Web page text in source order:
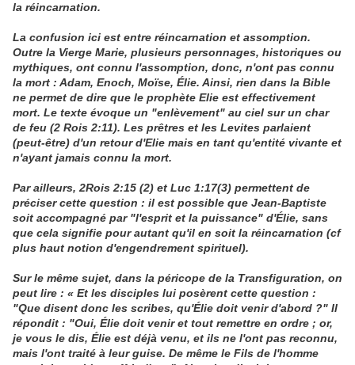
la réincarnation.
La confusion ici est entre réincarnation et assomption.
Outre la Vierge Marie, plusieurs personnages, historiques ou
mythiques, ont connu l'assomption, donc, n'ont pas connu
la mort : Adam, Enoch, Moïse, Élie. Ainsi, rien dans la Bible
ne permet de dire que le prophète Elie est effectivement
mort. Le texte évoque un "enlèvement" au ciel sur un char
de feu (2 Rois 2:11). Les prêtres et les Levites parlaient
(peut-être) d'un retour d'Elie mais en tant qu'entité vivante et
n'ayant jamais connu la mort.
Par ailleurs, 2Rois 2:15 (2) et Luc 1:17(3) permettent de
préciser cette question : il est possible que Jean-Baptiste
soit accompagné par "l'esprit et la puissance" d'Élie, sans
que cela signifie pour autant qu'il en soit la réincarnation (cf
plus haut notion d'engendrement spirituel).
Sur le même sujet, dans la péricope de la Transfiguration, on
peut lire : « Et les disciples lui posèrent cette question :
"Que disent donc les scribes, qu'Élie doit venir d'abord ?" Il
répondit : "Oui, Élie doit venir et tout remettre en ordre ; or,
je vous le dis, Élie est déjà venu, et ils ne l'ont pas reconnu,
mais l'ont traité à leur guise. De même le Fils de l'homme